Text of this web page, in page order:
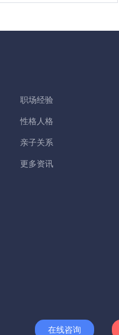
职场经验
性格人格
亲子关系
更多资讯
在线咨询